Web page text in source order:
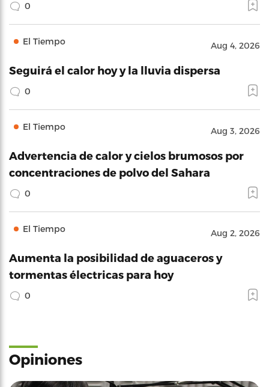
0
El Tiempo Aug 4, 2026
Seguirá el calor hoy y la lluvia dispersa
0
El Tiempo Aug 3, 2026
Advertencia de calor y cielos brumosos por
concentraciones de polvo del Sahara
0
El Tiempo Aug 2, 2026
Aumenta la posibilidad de aguaceros y
tormentas électricas para hoy
0
Opiniones